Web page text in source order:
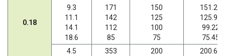
0.18
9.3
11.1
14.1
18.6
171
142
112
85
150
125
100
75
151.20
125.95
99.22
75.45
4.5
353
200
200.66